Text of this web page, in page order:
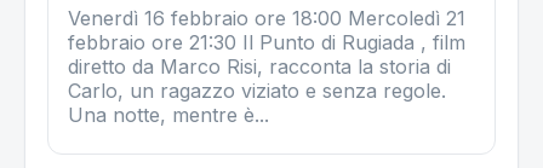
Venerdì 16 febbraio ore 18:00 Mercoledì 21
febbraio ore 21:30 Il Punto di Rugiada , film
diretto da Marco Risi, racconta la storia di
Carlo, un ragazzo viziato e senza regole.
Una notte, mentre è...